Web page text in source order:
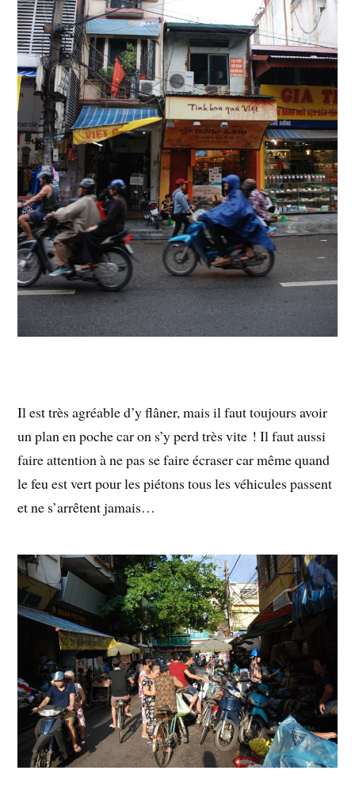
Il est très agréable d’y flâner, mais il faut toujours avoir
un plan en poche car on s’y perd très vite ! Il faut aussi
faire attention à ne pas se faire écraser car même quand
le feu est vert pour les piétons tous les véhicules passent
et ne s’arrêtent jamais…